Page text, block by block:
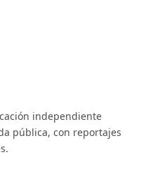
independiente
pública, con reportajes